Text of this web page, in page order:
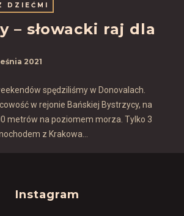
DZIEĆMI
– słowacki raj dla
2021
spędziliśmy w Donovalach.
w rejonie Bańskiej Bystrzycy, na
metrów na poziomem morza. Tylko 3
z Krakowa…
Instagram